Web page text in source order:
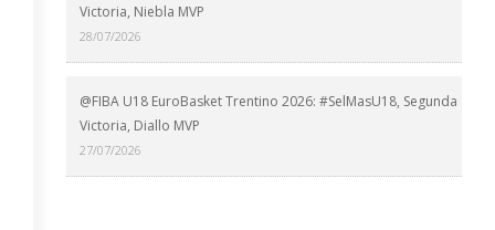
Victoria, Niebla MVP
28/07/2026
@FIBA U18 EuroBasket Trentino 2026: #SelMasU18, Segunda
Victoria, Diallo MVP
27/07/2026